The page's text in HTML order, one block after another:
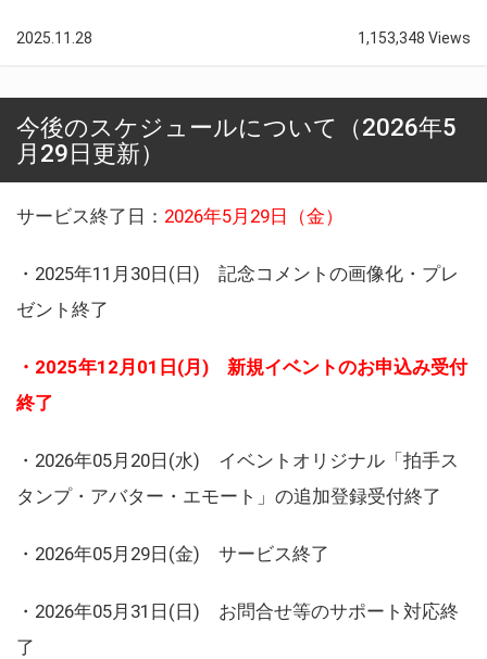
2025.11.28 1,153,348 Views
今後のスケジュールについて（2026年5
月29日更新）
サービス終了日： 2026年5月29日（金）
・2025年11月30日(日) 記念コメントの画像化・プレ
ゼント終了
・2025年12月01日(月) 新規イベントのお申込み受付
終了
・2026年05月20日(水) イベントオリジナル「拍手ス
タンプ・アバター・エモート」の追加登録受付終了
・2026年05月29日(金) サービス終了
・2026年05月31日(日) お問合せ等のサポート対応終
了